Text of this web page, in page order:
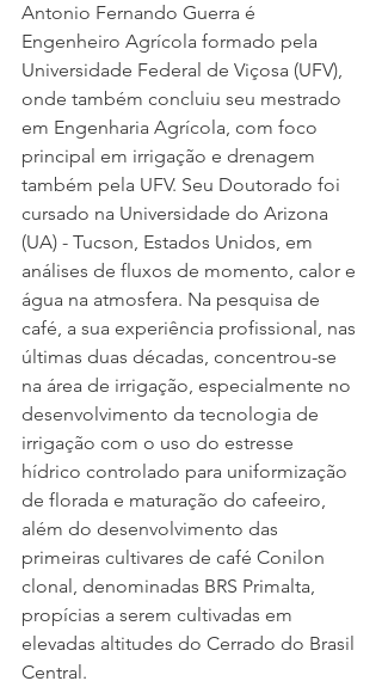
Antonio Fernando Guerra é
Engenheiro Agrícola formado pela
Universidade Federal de Viçosa (UFV),
onde também concluiu seu mestrado
em Engenharia Agrícola, com foco
principal em irrigação e drenagem
também pela UFV. Seu Doutorado foi
cursado na Universidade do Arizona
(UA) - Tucson, Estados Unidos, em
análises de fluxos de momento, calor e
água na atmosfera. Na pesquisa de
café, a sua experiência profissional, nas
últimas duas décadas, concentrou-se
na área de irrigação, especialmente no
desenvolvimento da tecnologia de
irrigação com o uso do estresse
hídrico controlado para uniformização
de florada e maturação do cafeeiro,
além do desenvolvimento das
primeiras cultivares de café Conilon
clonal, denominadas BRS Primalta,
propícias a serem cultivadas em
elevadas altitudes do Cerrado do Brasil
Central.